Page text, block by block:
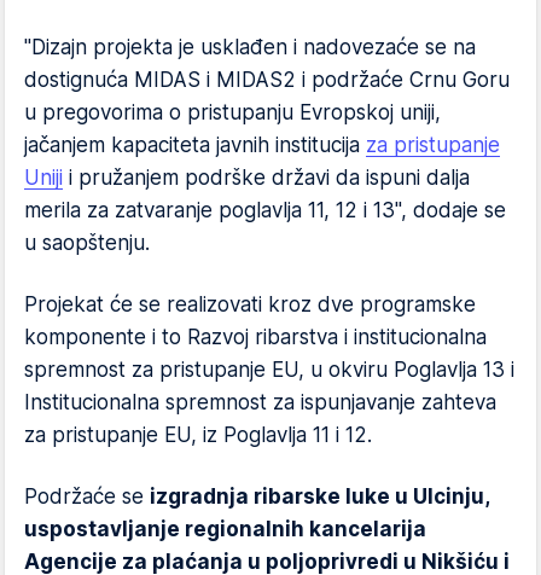
"Dizajn projekta je usklađen i nadovezaće se na
dostignuća MIDAS i MIDAS2 i podržaće Crnu Goru
u pregovorima o pristupanju Evropskoj uniji,
jačanjem kapaciteta javnih institucija za pristupanje
Uniji i pružanjem podrške državi da ispuni dalja
merila za zatvaranje poglavlja 11, 12 i 13", dodaje se
u saopštenju.
Projekat će se realizovati kroz dve programske
komponente i to Razvoj ribarstva i institucionalna
spremnost za pristupanje EU, u okviru Poglavlja 13 i
Institucionalna spremnost za ispunjavanje zahteva
za pristupanje EU, iz Poglavlja 11 i 12.
Podržaće se izgradnja ribarske luke u Ulcinju,
uspostavljanje regionalnih kancelarija
Agencije za plaćanja u poljoprivredi u Nikšiću i